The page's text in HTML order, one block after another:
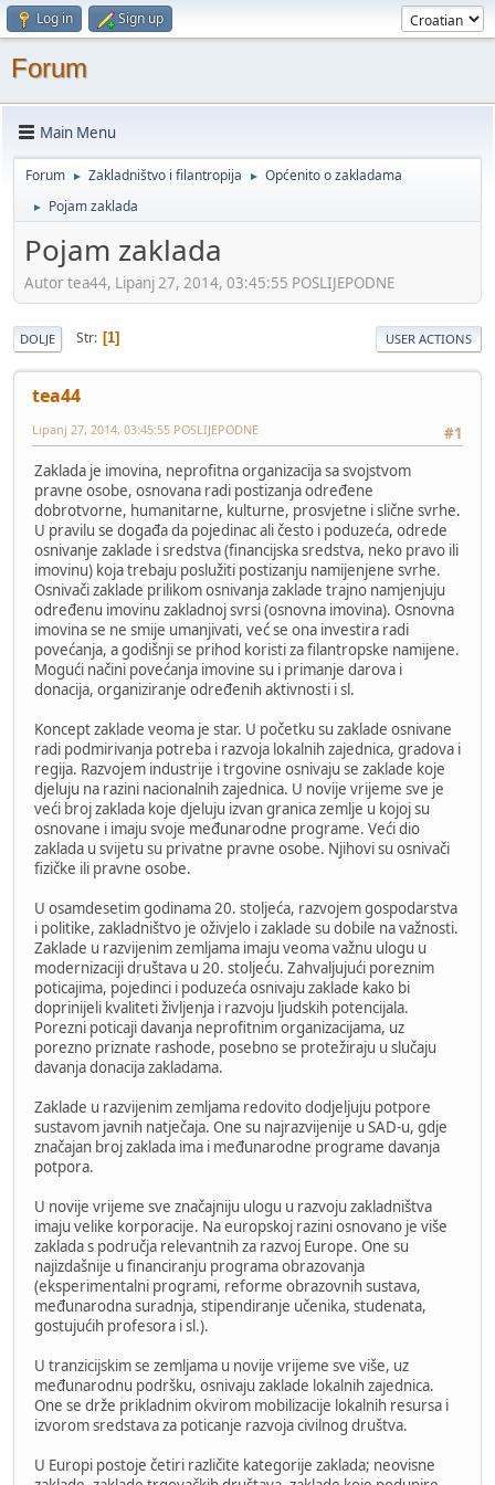
Log in Sign up
Forum
Main Menu
Forum ► Zakladništvo i filantropija ► Općenito o zakladama
► Pojam zaklada
Pojam zaklada
Autor tea44, Lipanj 27, 2014, 03:45:55 POSLIJEPODNE
DOLJE Str 1 USER ACTIONS
tea44
#1
Lipanj 27, 2014, 03:45:55 POSLIJEPODNE
Zaklada je imovina, neproﬁtna organizacija sa svojstvom
pravne osobe, osnovana radi postizanja određene
dobrotvorne, humanitarne, kulturne, prosvjetne i slične svrhe.
U pravilu se događa da pojedinac ali često i poduzeća, odrede
osnivanje zaklade i sredstva (financijska sredstva, neko pravo ili
imovinu) koja trebaju poslužiti postizanju namijenjene svrhe.
Osnivači zaklade prilikom osnivanja zaklade trajno namjenjuju
određenu imovinu zakladnoj svrsi (osnovna imovina). Osnovna
imovina se ne smije umanjivati, već se ona investira radi
povećanja, a godišnji se prihod koristi za filantropske namijene.
Mogući načini povećanja imovine su i primanje darova i
donacija, organiziranje određenih aktivnosti i sl.
Koncept zaklade veoma je star. U početku su zaklade osnivane
radi podmirivanja potreba i razvoja lokalnih zajednica, gradova i
regija. Razvojem industrije i trgovine osnivaju se zaklade koje
djeluju na razini nacionalnih zajednica. U novije vrijeme sve je
veći broj zaklada koje djeluju izvan granica zemlje u kojoj su
osnovane i imaju svoje međunarodne programe. Veći dio
zaklada u svijetu su privatne pravne osobe. Njihovi su osnivači
fizičke ili pravne osobe.
U osamdesetim godinama 20. stoljeća, razvojem gospodarstva
i politike, zakladništvo je oživjelo i zaklade su dobile na važnosti.
Zaklade u razvijenim zemljama imaju veoma važnu ulogu u
modernizaciji društava u 20. stoljeću. Zahvaljujući poreznim
poticajima, pojedinci i poduzeća osnivaju zaklade kako bi
doprinijeli kvaliteti življenja i razvoju ljudskih potencijala.
Porezni poticaji davanja neproﬁtnim organizacijama, uz
porezno priznate rashode, posebno se protežiraju u slučaju
davanja donacija zakladama.
Zaklade u razvijenim zemljama redovito dodjeljuju potpore
sustavom javnih natječaja. One su najrazvijenije u SAD-u, gdje
značajan broj zaklada ima i međunarodne programe davanja
potpora.
U novije vrijeme sve značajniju ulogu u razvoju zakladništva
imaju velike korporacije. Na europskoj razini osnovano je više
zaklada s područja relevantnih za razvoj Europe. One su
najizdašnije u financiranju programa obrazovanja
(eksperimentalni programi, reforme obrazovnih sustava,
međunarodna suradnja, stipendiranje učenika, studenata,
gostujućih profesora i sl.).
U tranzicijskim se zemljama u novije vrijeme sve više, uz
međunarodnu podršku, osnivaju zaklade lokalnih zajednica.
One se drže prikladnim okvirom mobilizacije lokalnih resursa i
izvorom sredstava za poticanje razvoja civilnog društva.
U Europi postoje četiri različite kategorije zaklada; neovisne